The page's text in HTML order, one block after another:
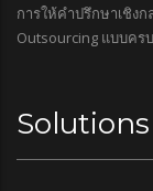
การให้คำปรึกษาเชิง
Outsourcing แบบคร
Solutions